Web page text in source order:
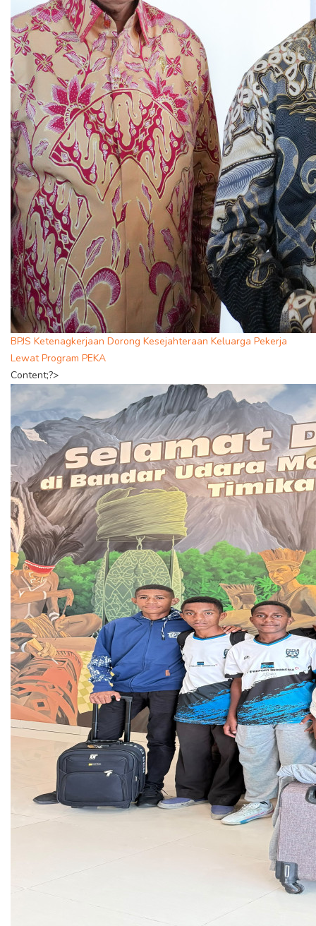
BPJS Ketenagkerjaan Dorong Kesejahteraan Keluarga Pekerja
Lewat Program PEKA
Content;?>